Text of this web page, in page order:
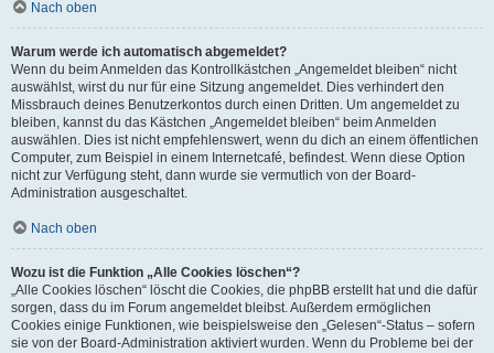
Nach oben
Warum werde ich automatisch abgemeldet?
Wenn du beim Anmelden das Kontrollkästchen „Angemeldet bleiben“ nicht
auswählst, wirst du nur für eine Sitzung angemeldet. Dies verhindert den
Missbrauch deines Benutzerkontos durch einen Dritten. Um angemeldet zu
bleiben, kannst du das Kästchen „Angemeldet bleiben“ beim Anmelden
auswählen. Dies ist nicht empfehlenswert, wenn du dich an einem öffentlichen
Computer, zum Beispiel in einem Internetcafé, befindest. Wenn diese Option
nicht zur Verfügung steht, dann wurde sie vermutlich von der Board-
Administration ausgeschaltet.
Nach oben
Wozu ist die Funktion „Alle Cookies löschen“?
„Alle Cookies löschen“ löscht die Cookies, die phpBB erstellt hat und die dafür
sorgen, dass du im Forum angemeldet bleibst. Außerdem ermöglichen
Cookies einige Funktionen, wie beispielsweise den „Gelesen“-Status – sofern
sie von der Board-Administration aktiviert wurden. Wenn du Probleme bei der